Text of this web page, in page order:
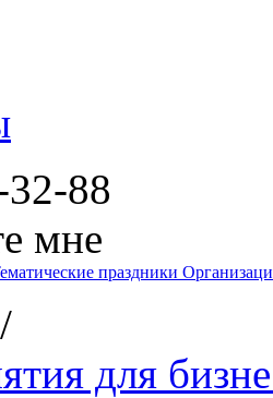
88
мне
праздники
/
для